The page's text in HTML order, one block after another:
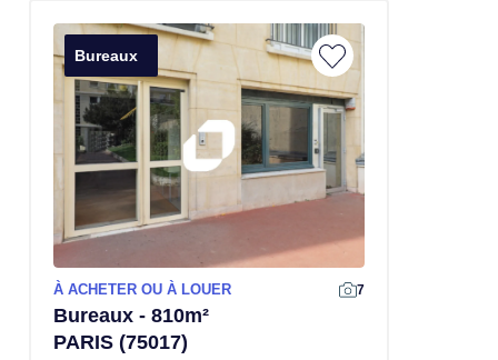
Bureaux
À ACHETER OU À LOUER 7
Bureaux - 810m²
PARIS (75017)